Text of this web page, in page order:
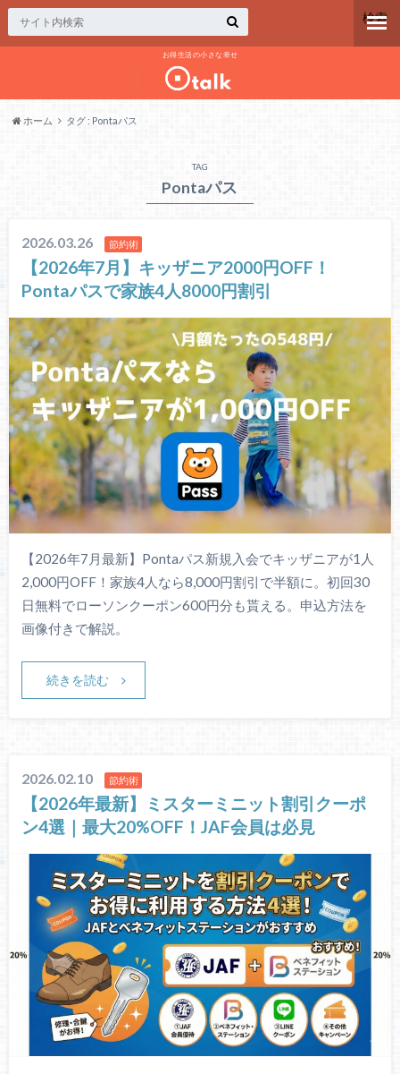
お得生活の小さな幸せ
ホーム タグ : Pontaパス
TAG
Pontaパス
2026.03.26 節約術
【2026年7月】キッザニア2000円OFF！
Pontaパスで家族4人8000円割引
【2026年7月最新】Pontaパス新規入会でキッザニアが1人
2,000円OFF！家族4人なら8,000円割引で半額に。初回30
日無料でローソンクーポン600円分も貰える。申込方法を
画像付きで解説。
続きを読む
2026.02.10 節約術
【2026年最新】ミスターミニット割引クーポ
ン4選｜最大20%OFF！JAF会員は必見
検索